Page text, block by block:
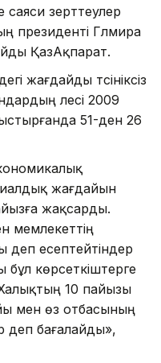
саяси зерттеулер
президенті Гүлмира
ҚазАқпарат.
жағдайды түсініксіз
үлесі 2009
51-ден 26
жағдайын
жақсарды.
мемлекеттің
деп есептейтіндер
бұл көрсеткіштерге
10 пайызы
мен өз отбасының
деп бағалайды»,